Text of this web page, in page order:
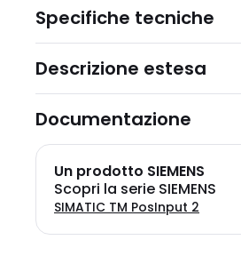
Specifiche tecniche
Descrizione estesa
Documentazione
Un prodotto SIEMENS
Scopri la serie SIEMENS
SIMATIC TM PosInput 2